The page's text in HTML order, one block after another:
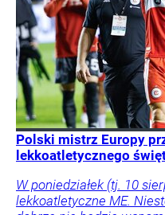
Polski mistrz Europy
lekkoatletycznego
W poniedziałek (tj. 10
lekkoatletyczne ME.